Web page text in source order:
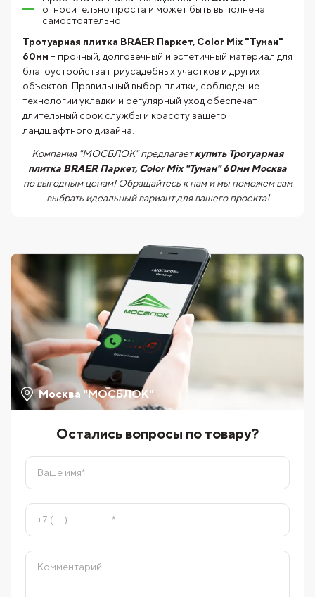
относительно проста и может быть выполнена
самостоятельно.
Тротуарная плитка BRAER Паркет, Color Mix "Туман"
60мм – прочный, долговечный и эстетичный материал для
благоустройства приусадебных участков и других
объектов. Правильный выбор плитки, соблюдение
технологии укладки и регулярный уход обеспечат
длительный срок службы и красоту вашего
ландшафтного дизайна.
Компания "МОСБЛОК" предлагаеткупить Тротуарная
плитка BRAER Паркет, Color Mix "Туман" 60мм Москва
по выгодным ценам! Обращайтесь к нам и мы поможем вам
выбрать идеальный вариант для вашего проекта!
Москва "МОСБЛОК"
Остались вопросы по товару?